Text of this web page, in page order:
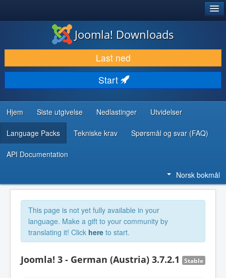
LAST NED & UTVID
OPPDAG & LÆR
SAMFUNN & BRUKERSTØTTE
UTVIKLINGSRESSURSER
Joomla! Downloads
Last ned
Start
Hjem Siste utgivelse Nedlastinger Utvidelser
Language Packs Tekniske krav Spørsmål og svar (FAQ)
API Documentation
Norsk bokmål
This page is not yet fully available in your
language. Make a gift to your community by
translating it! Click here to start.
Joomla! 3 - German (Austria) 3.7.2.1 Stable